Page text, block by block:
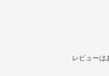
レビューは